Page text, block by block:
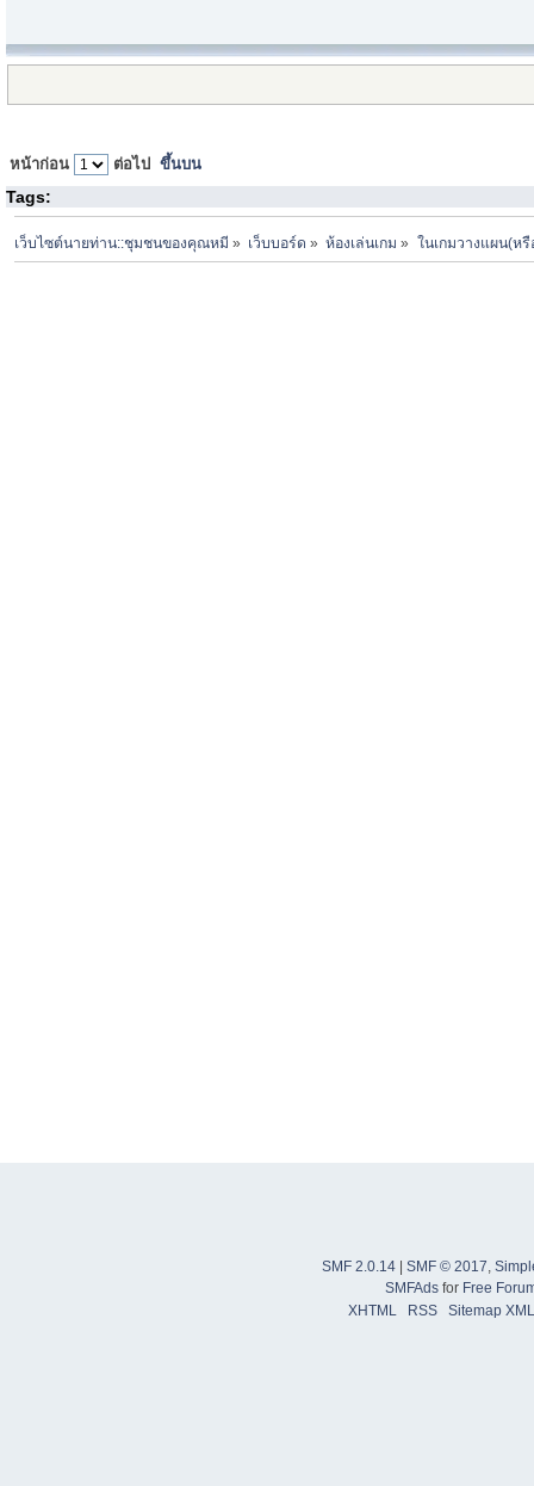
หน้าก่อน ต่อไป ขึ้นบน
Tags:
เว็บไซต์นายท่าน::ชุมชนของคุณหมี » เว็บบอร์ด » ห้องเล่นเกม » ในเกมวางแผน(ห
SMF 2.0.14 SMF © 2017
SMFAdsfor Free
XHTML
RSS Sitemap XML